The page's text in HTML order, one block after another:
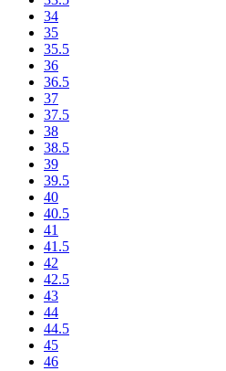
34
35
35.5
36
36.5
37
37.5
38
38.5
39
39.5
40
40.5
41
41.5
42
42.5
43
44
44.5
45
46